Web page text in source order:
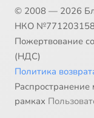
© 2008 — 2026
НКО
Пожертвование
(НДС)
Политика
Распространение
рамках